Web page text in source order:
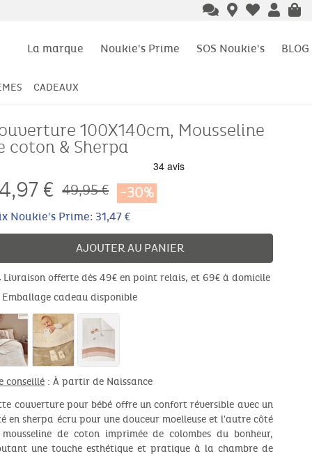
La marque Noukie's Prime SOS Noukie's BLOG
CADEAUX
100X140cm, Mousseline
coton & Sherpa
€ 49,95 € -30%
Noukie's Prime: 31,47 €
AJOUTER AU PANIER
Livraison offerte dès 49€ en point relais, et 69€ à domicile
Emballage cadeau disponible
conseillé : À partir de Naissance
couverture pour bébé offre un confort réversible avec un
en sherpa écru pour une douceur moelleuse et l'autre côté
de coton imprimée de colombes du bonheur,
une touche esthétique et pratique à la chambre de